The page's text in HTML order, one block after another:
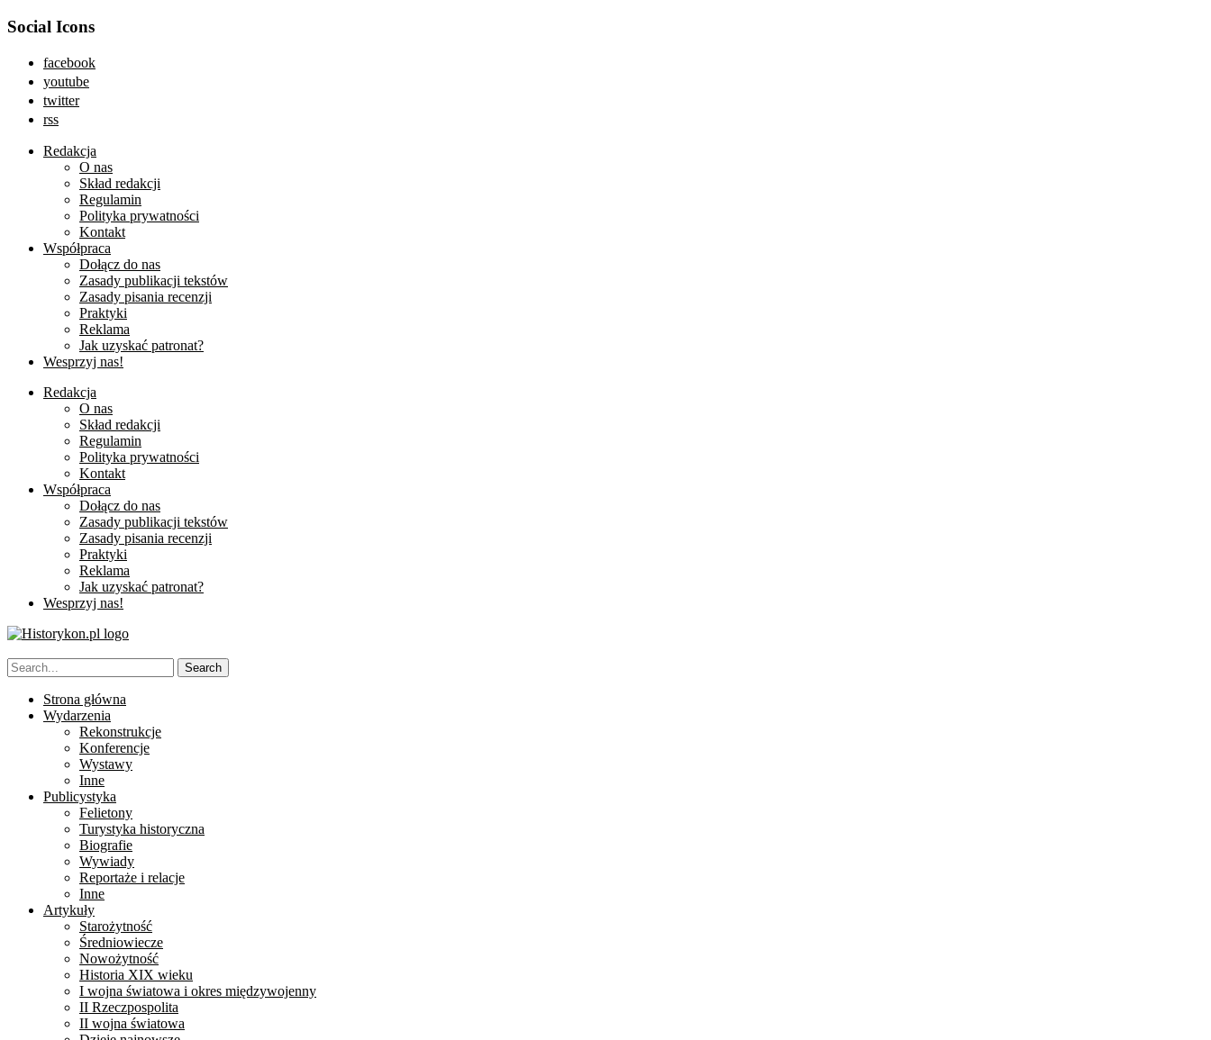
Social Icons
facebook
youtube
twitter
rss
Redakcja
O nas
Skład redakcji
Regulamin
Polityka prywatności
Kontakt
Współpraca
Dołącz do nas
Zasady publikacji tekstów
Zasady pisania recenzji
Praktyki
Reklama
Jak uzyskać patronat?
Wesprzyj nas!
Redakcja
O nas
Skład redakcji
Regulamin
Polityka prywatności
Kontakt
Współpraca
Dołącz do nas
Zasady publikacji tekstów
Zasady pisania recenzji
Praktyki
Reklama
Jak uzyskać patronat?
Wesprzyj nas!
Strona główna
Wydarzenia
Rekonstrukcje
Konferencje
Wystawy
Inne
Publicystyka
Felietony
Turystyka historyczna
Biografie
Wywiady
Reportaże i relacje
Inne
Artykuły
Starożytność
Średniowiecze
Nowożytność
Historia XIX wieku
I wojna światowa i okres międzywojenny
II Rzeczpospolita
II wojna światowa